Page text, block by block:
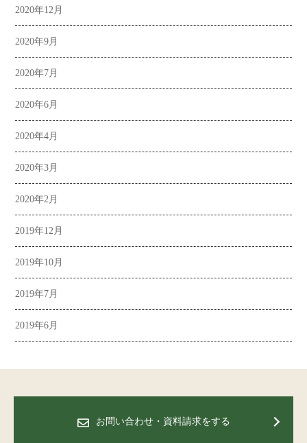
2020年12月
2020年9月
2020年7月
2020年6月
2020年4月
2020年3月
2020年2月
2019年12月
2019年10月
2019年7月
2019年6月
お問い合わせ・資料請求をする